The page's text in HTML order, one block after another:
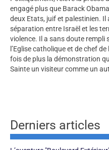
engagé plus que Barack
deux Etats, juif et palestinien.
séparation entre Israël et les
violence. Il a sans doute rempli
l’Eglise catholique et de chef
fois de plus la démonstration
Sainte un visiteur comme un
Derniers articles